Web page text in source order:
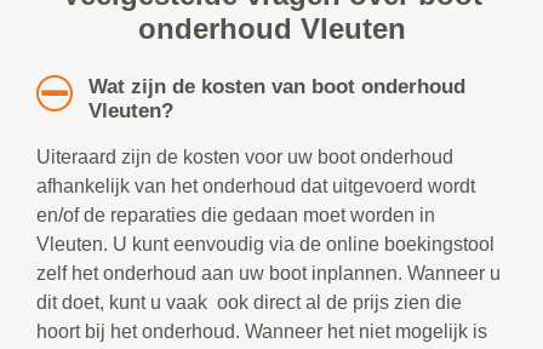
onderhoud Vleuten
Wat zijn de kosten van boot onderhoud
Vleuten?
Uiteraard zijn de kosten voor uw boot onderhoud
afhankelijk van het onderhoud dat uitgevoerd wordt
en/of de reparaties die gedaan moet worden in
Vleuten. U kunt eenvoudig via de online boekingstool
zelf het onderhoud aan uw boot inplannen. Wanneer u
dit doet, kunt u vaak ook direct al de prijs zien die
hoort bij het onderhoud. Wanneer het niet mogelijk is